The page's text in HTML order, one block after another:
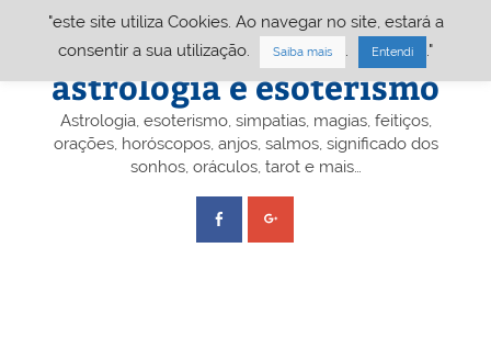
Portal A&E – Portal
astrologia e esoterismo
Astrologia, esoterismo, simpatias, magias, feitiços,
orações, horóscopos, anjos, salmos, significado dos
sonhos, oráculos, tarot e mais…
"este site utiliza Cookies. Ao navegar no site, estará a
consentir a sua utilização.
Saiba mais Entendi ."